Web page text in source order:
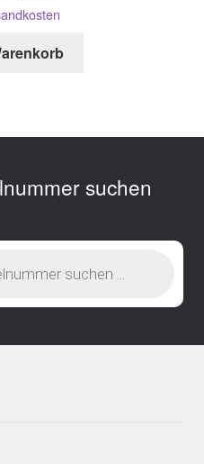
suchen